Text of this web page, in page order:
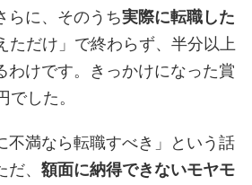
らに、そのうち実際に転職した
ただけ」で終わらず、半分以上
わけです。きっかけになった賞
した。
不満なら転職すべき」という話
、 額面に納得できないモヤモ